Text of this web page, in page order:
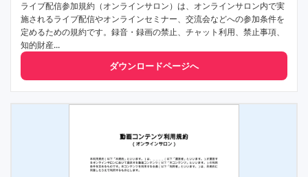
ライブ配信参加規約（オンラインサロン）は、オンラインサロン内で実
施されるライブ配信やオンラインセミナー、交流会などへの参加条件を
定めるための規約です。録音・録画の禁止、チャット利用、禁止事項、
知的財産...
ダウンロードページへ